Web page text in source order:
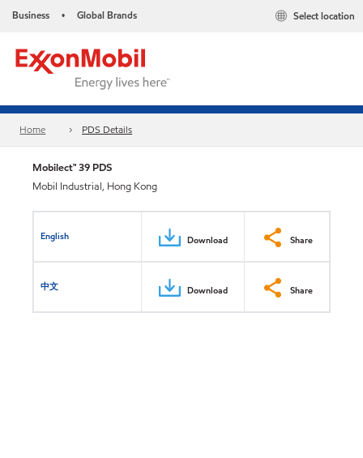
Business • Global Brands Select location
Home PDS Details
Mobilect™ 39 PDS
Mobil Industrial, Hong Kong
English Download Share
中文 Download Share